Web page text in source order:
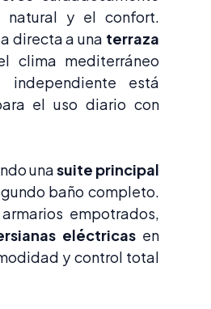
natural y el confort.
directa a una terraza
clima mediterráneo
está
el uso diario con
unasuite principal
baño completo.
empotrados,
eléctricas en
y control total